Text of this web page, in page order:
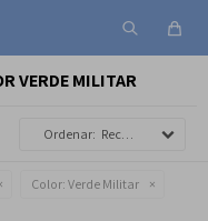
VERDE MILITAR
Recomendados
Color: Verde Militar